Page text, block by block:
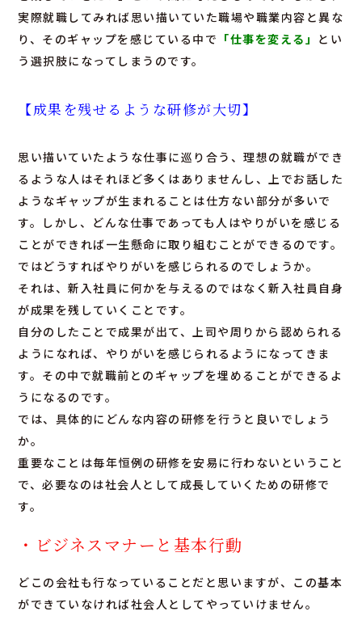
実際就職してみれば思い描いていた職場や職業内容と異な
り、そのギャップを感じている中で 「仕事を変える」 とい
う選択肢になってしまうのです。
【成果を残せるような研修が大切】
思い描いていたような仕事に巡り合う、理想の就職ができ
るような人はそれほど多くはありませんし、上でお話した
ようなギャップが生まれることは仕方ない部分が多いで
す。しかし、どんな仕事であっても人はやりがいを感じる
ことができれば一生懸命に取り組むことができるのです。
ではどうすればやりがいを感じられるのでしょうか。
それは、新入社員に何かを与えるのではなく新入社員自身
が成果を残していくことです。
自分のしたことで成果が出て、上司や周りから認められる
ようになれば、やりがいを感じられるようになってきま
す。その中で就職前とのギャップを埋めることができるよ
うになるのです。
では、具体的にどんな内容の研修を行うと良いでしょう
か。
重要なことは毎年恒例の研修を安易に行わないということ
で、必要なのは社会人として成長していくための研修で
す。
・ビジネスマナーと基本行動
どこの会社も行なっていることだと思いますが、この基本
ができていなければ社会人としてやっていけません。